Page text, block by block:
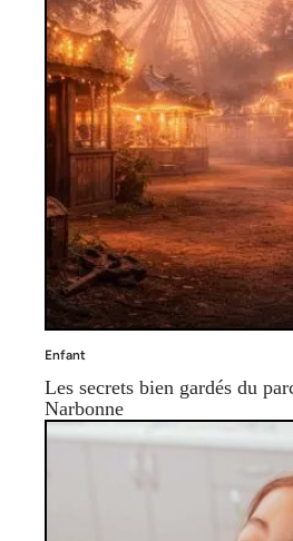
Enfant
Les secrets bien gardés du
Narbonne